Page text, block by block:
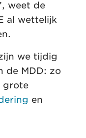
weet de
al wettelijk
we tijdig
de MDD: zo
grote
en